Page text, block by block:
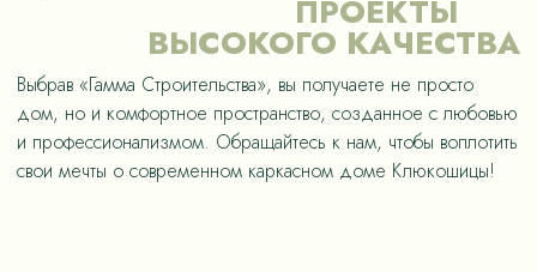
ПРОЕКТЫ
ВЫСОКОГО КАЧЕСТВА
Выбрав «Гамма Строительства», вы получаете не просто
дом, но и комфортное пространство, созданное с любовью
и профессионализмом. Обращайтесь к нам, чтобы воплотить
свои мечты о современном каркасном доме Клюкошицы!